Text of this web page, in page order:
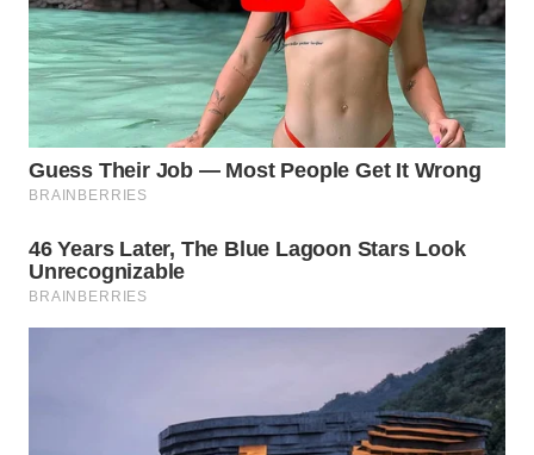
Wahana
Media
Group
WAHANA
WAHANA
WAHANA